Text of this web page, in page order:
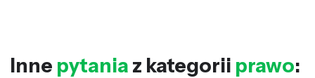
Inne pytania z kategorii prawo: